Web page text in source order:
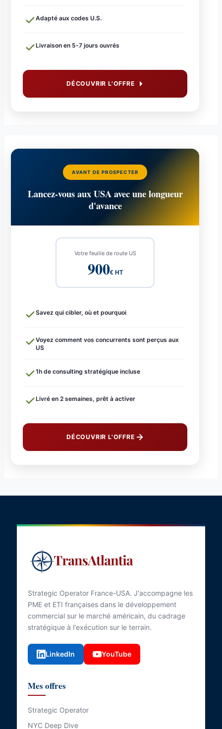
Adapté aux codes U.S.
Livraison en 5-7 jours ouvrés
DÉCOUVRIR L'OFFRE
AVANT DE PROSPECTER
Lancez-vous aux USA avec une longueur
d'avance
Votre feuille de route US
900€ HT
Savez qui cibler, où et pourquoi
Voyez comment vos concurrents sont perçus aux
US
1h de consulting stratégique incluse
Livré en 2 semaines, prêt à activer
DÉCOUVRIR L'OFFRE
Strategic Operator France-USA. J'accompagne les
PME et ETI françaises dans le développement
commercial sur le marché américain, du cadrage
stratégique à l'exécution sur le terrain.
LinkedIn YouTube
Mes offres
Strategic Operator
NYC Deep Dive